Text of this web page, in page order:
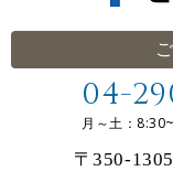
04-
月～土：
〒350-